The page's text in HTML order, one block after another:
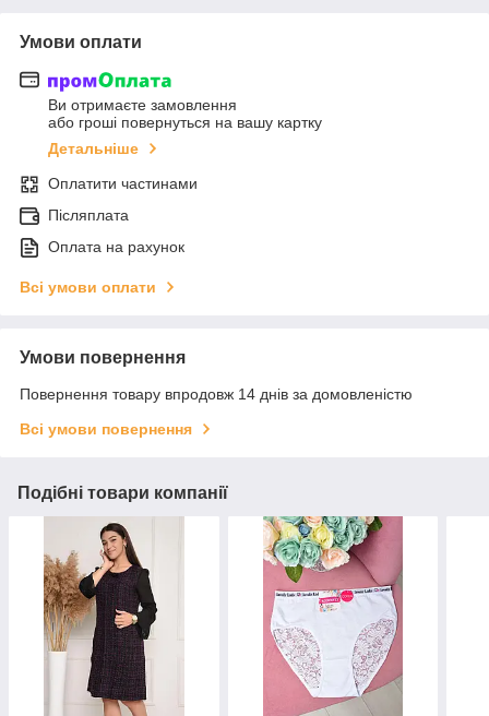
Умови оплати
Ви отримаєте замовлення
або гроші повернуться на вашу картку
Детальніше
Оплатити частинами
Післяплата
Оплата на рахунок
Всі умови оплати
Умови повернення
Повернення товару впродовж 14 днів за домовленістю
Всі умови повернення
Подібні товари компанії